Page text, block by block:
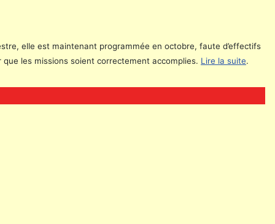
elle est maintenant programmée en octobre, faute d’effectifs
les missions soient correctement accomplies. Lire la suite.